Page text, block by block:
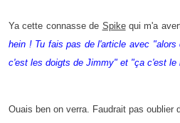
Ya cette connasse de Spikequi m'a
hein ! Tu fais pas de l'article avec
c'est les doigts de Jimmy" et "ça c'est le
Ouais ben on verra. Faudrait pas oublier